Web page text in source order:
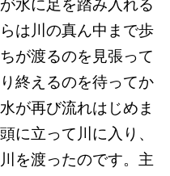
水に足を踏み入れる
は川の真ん中まで歩
が渡るのを見張って
終えるのを待ってか
が再び流れはじめま
に立って川に入り、
を渡ったのです。主